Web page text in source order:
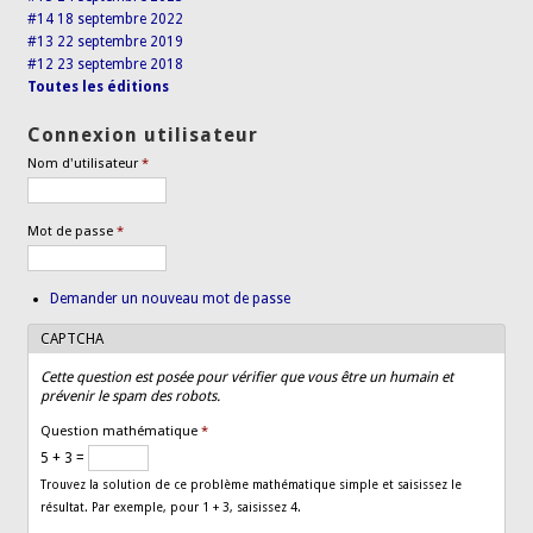
#14 18 septembre 2022
#13 22 septembre 2019
#12 23 septembre 2018
Toutes les éditions
Connexion utilisateur
Nom d'utilisateur*
Mot de passe*
Demander un nouveau mot de passe
CAPTCHA
Cette question est posée pour vérifier que vous être un humain et
prévenir le spam des robots.
Question mathématique*
5 + 3 =
Trouvez la solution de ce problème mathématique simple et saisissez le
résultat. Par exemple, pour 1 + 3, saisissez 4.